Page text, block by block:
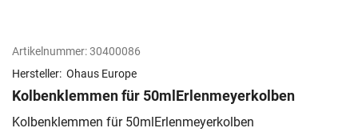
Artikelnummer:30400086
Hersteller: Ohaus Europe
Kolbenklemmen für 50mlErlenmeyerkolben
Kolbenklemmen für 50mlErlenmeyerkolben